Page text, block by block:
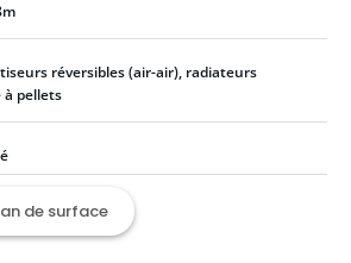
réversibles (air-air), radiateurs
à pellets
de surface